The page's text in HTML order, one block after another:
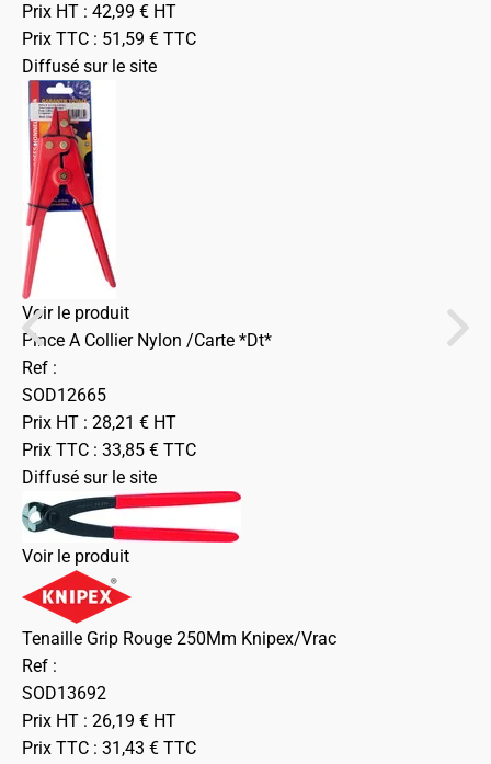
Prix HT : 42,99 € HT
Prix TTC : 51,59 € TTC
Diffusé sur le site
Voir le produit
Pince A Collier Nylon /Carte *Dt*
Ref :
SOD12665
Prix HT : 28,21 € HT
Prix TTC : 33,85 € TTC
Diffusé sur le site
Voir le produit
Tenaille Grip Rouge 250Mm Knipex/Vrac
Ref :
SOD13692
Prix HT : 26,19 € HT
Prix TTC : 31,43 € TTC